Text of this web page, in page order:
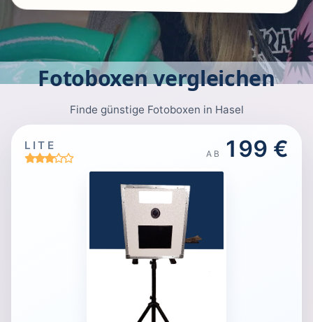
Fotoboxen vergleichen
Finde günstige Fotoboxen in Hasel
LITE
AB 199 €